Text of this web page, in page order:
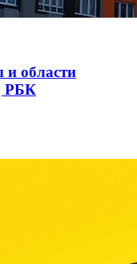
и области
| РБК